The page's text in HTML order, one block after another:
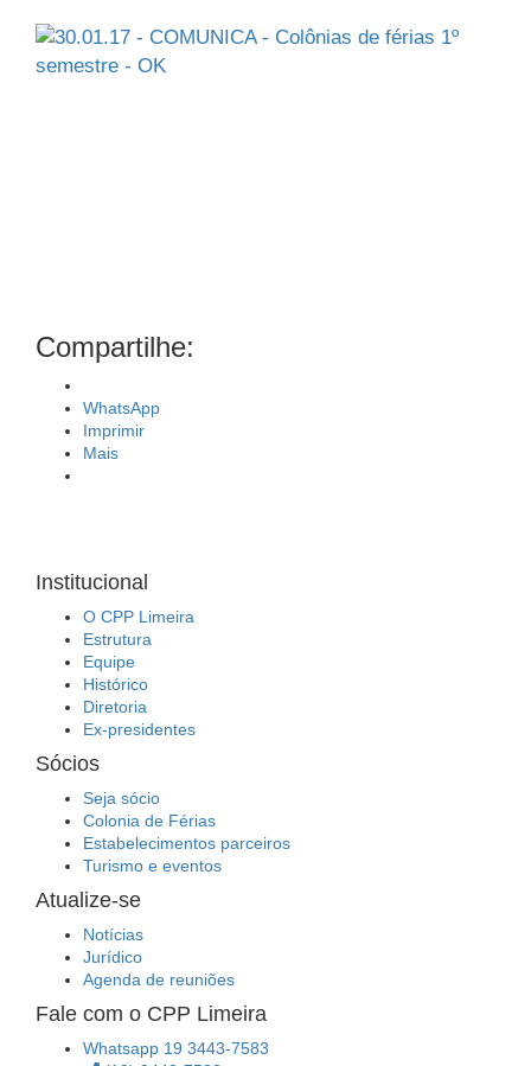
Compartilhe:
WhatsApp
Imprimir
Mais
Institucional
O CPP Limeira
Estrutura
Equipe
Histórico
Diretoria
Ex-presidentes
Sócios
Seja sócio
Colonia de Férias
Estabelecimentos parceiros
Turismo e eventos
Atualize-se
Notícias
Jurídico
Agenda de reuniões
Fale com o CPP Limeira
Whatsapp 19 3443-7583